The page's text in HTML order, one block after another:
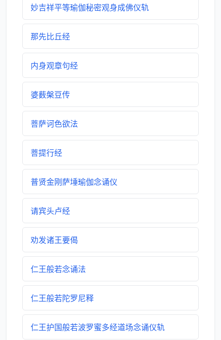
妙吉祥平等瑜伽秘密观身成佛仪轨
那先比丘经
内身观章句经
婆薮槃豆传
菩萨诃色欲法
菩提行经
普贤金刚萨埵瑜伽念诵仪
请宾头卢经
劝发诸王要偈
仁王般若念诵法
仁王般若陀罗尼释
仁王护国般若波罗蜜多经道场念诵仪轨